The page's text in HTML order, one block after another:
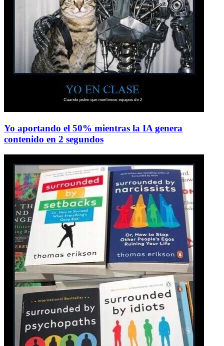
Yo aportando el 50% mientras la IA genera
contenido en 2 segundos